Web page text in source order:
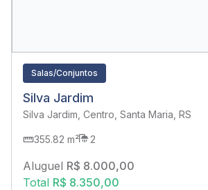
Salas/Conjuntos
Silva Jardim
Silva Jardim, Centro, Santa Maria, RS
355.82 m² 2
Aluguel R$ 8.000,00
Total R$ 8.350,00